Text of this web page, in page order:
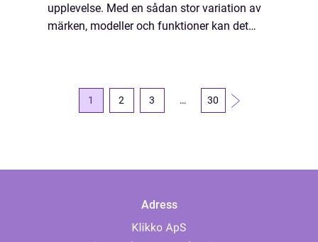
upplevelse. Med en sådan stor variation av
märken, modeller och funktioner kan det
1 2 3 … 30
Adress